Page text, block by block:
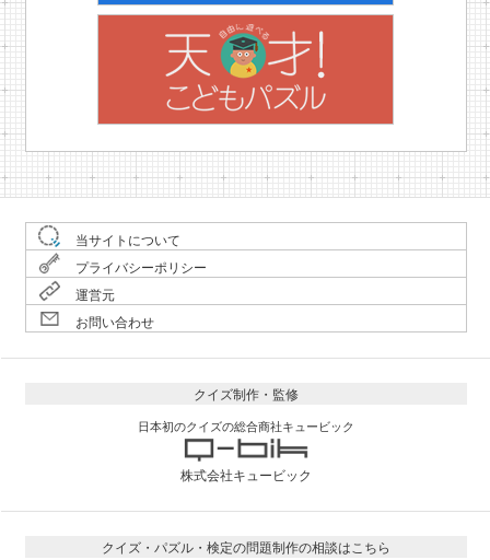
当サイトについて
プライバシーポリシー
運営元
お問い合わせ
クイズ制作・監修
日本初のクイズの総合商社キュービック
株式会社キュービック
クイズ・パズル・検定の問題制作の相談はこちら